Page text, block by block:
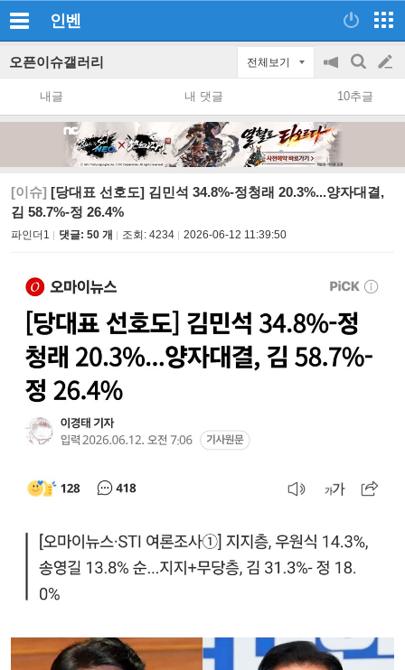
인벤
오픈이슈갤러리 전체보기
공
지
on/off
검
색
글
쓰
내글 내 댓글 10추글
[이슈] [당대표 선호도] 김민석 34.8%-정청래 20.3%...양자대결,
김 58.7%-정 26.4%
파인더1 댓글: 50 개 조회: 4234 2026-06-12 11:39:50